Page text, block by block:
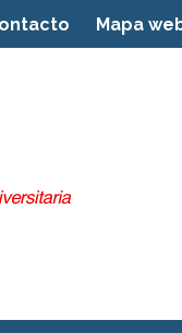
Mapa